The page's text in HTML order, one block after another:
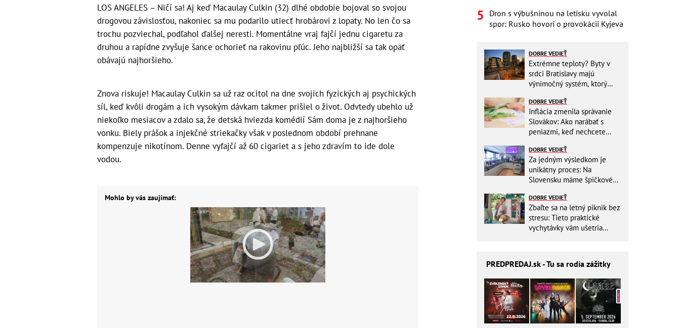
LOS ANGELES – Ničí sa! Aj keď Macaulay Culkin (32) dlhé obdobie bojoval so svojou
drogovou závislosťou, nakoniec sa mu podarilo utiecť hrobárovi z lopaty. No len čo sa
trochu pozviechal, podľahol ďalšej neresti. Momentálne vraj fajčí jednu cigaretu za
druhou a rapídne zvyšuje šance ochorieť na rakovinu pľúc. Jeho najbližší sa tak opäť
obávajú najhoršieho.
Znova riskuje! Macaulay Culkin sa už raz ocitol na dne svojich fyzických aj psychických
síl, keď kvôli drogám a ich vysokým dávkam takmer prišiel o život. Odvtedy ubehlo už
niekoľko mesiacov a zdalo sa, že detská hviezda komédií Sám doma je z najhoršieho
vonku. Biely prášok a injekčné striekačky však v poslednom období prehnane
kompenzuje nikotínom. Denne vyfajčí až 60 cigariet a s jeho zdravím to ide dole
vodou.
Mohlo by vás zaujímať:
Dron s výbušninou na letisku vyvolal
spor: Rusko hovorí o provokácii Kyjeva
DOBRE VEDIEŤ
Extrémne teploty? Byty v
srdci Bratislavy majú
výnimočný systém, ktorý
DOBRE VEDIEŤ
Inflácia zmenila správanie
Slovákov: Ako narábať s
peniazmi, keď nechcete
DOBRE VEDIEŤ
Za jedným výsledkom je
unikátny proces: Na
Slovensku máme špičkové
DOBRE VEDIEŤ
Zbaľte sa na letný piknik bez
stresu: Tieto praktické
vychytávky vám ušetria
PREDPREDAJ.sk - Tu sa rodia zážitky